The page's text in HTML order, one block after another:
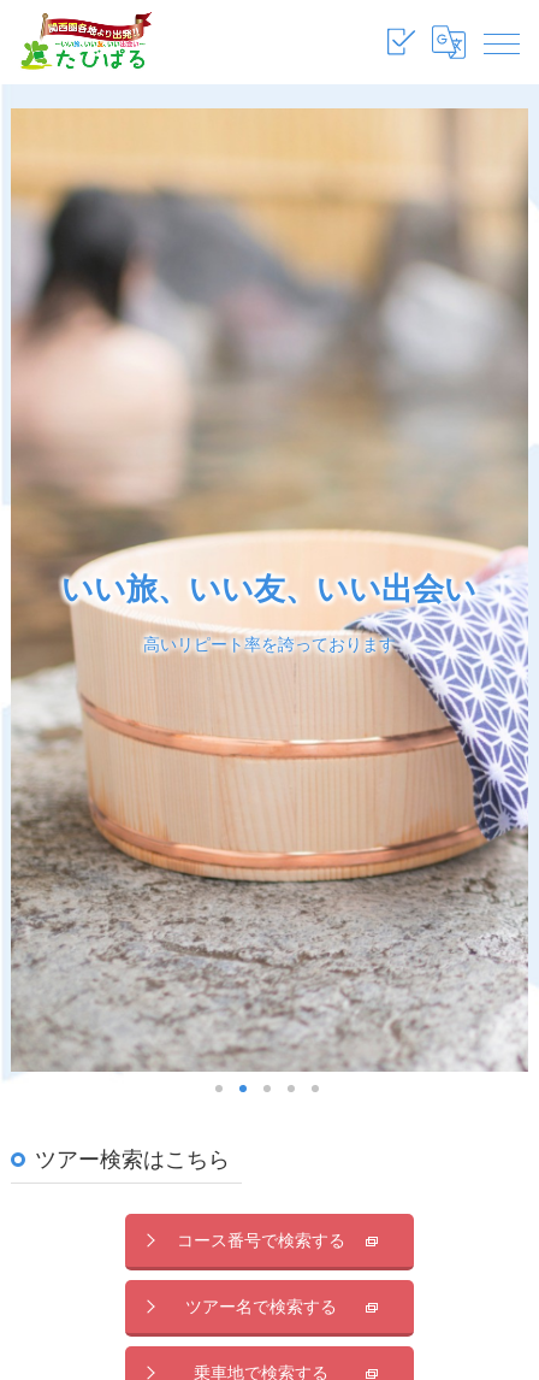
いい旅、いい友、いい出会い
高いリピート率を誇っております
ツアー検索はこちら
コース番号で検索する
ツアー名で検索する
乗車地で検索する